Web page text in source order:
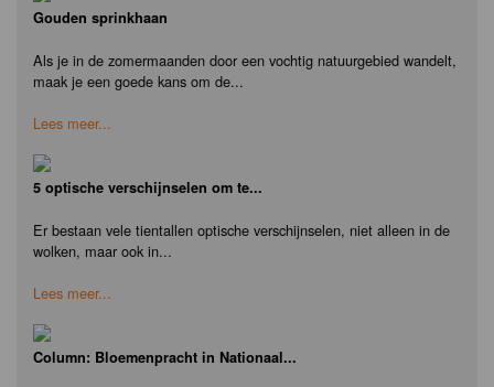
Gouden sprinkhaan
Als je in de zomermaanden door een vochtig natuurgebied wandelt,
maak je een goede kans om de...
Lees meer...
5 optische verschijnselen om te...
Er bestaan vele tientallen optische verschijnselen, niet alleen in de
wolken, maar ook in...
Lees meer...
Column: Bloemenpracht in Nationaal...